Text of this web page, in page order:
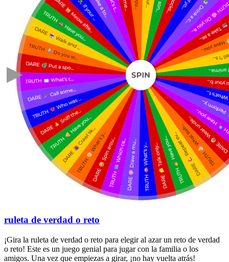
ruleta de verdad o reto
¡Gira la ruleta de verdad o reto para elegir al azar un reto de verdad
o reto! Este es un juego genial para jugar con la familia o los
amigos. Una vez que empiezas a girar, ¡no hay vuelta atrás!